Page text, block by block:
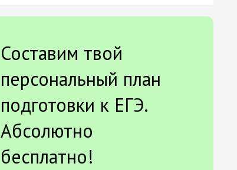
Составим твой
персональный план
подготовки к ЕГЭ.
Абсолютно
бесплатно!